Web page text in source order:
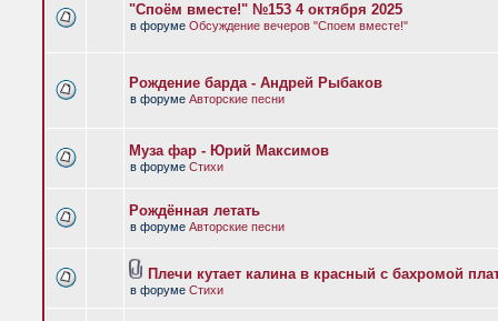
"Споём вместе!" №153 4 октября 2025
в форуме Обсуждение вечеров "Споем вместе!"
Рождение барда - Андрей Рыбаков
в форуме Авторские песни
Муза фар - Юрий Максимов
в форуме Стихи
Рождённая летать
в форуме Авторские песни
Плечи кутает калина в красный с бахромой
в форуме Стихи